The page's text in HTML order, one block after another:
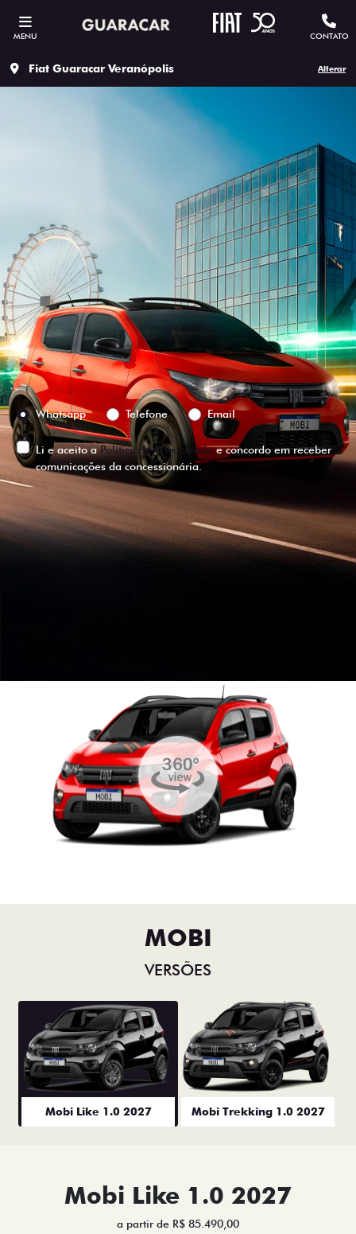
MENU CONTATO
Fiat Guaracar Veranópolis Alterar
ESTOU INTERESSADO
Versão escolhida
Preferência de contato:
Whatsapp
Telefone Email
Li e aceito aPolítica de Privacidadee concordo em receber
comunicações da concessionária.
ENTRAR EM CONTATO
MOBI
VERSÕES
Mobi Like 1.0 2027 Mobi Trekking 1.0 2027
Mobi Like 1.0 2027
a partir de R$ 85.490,00